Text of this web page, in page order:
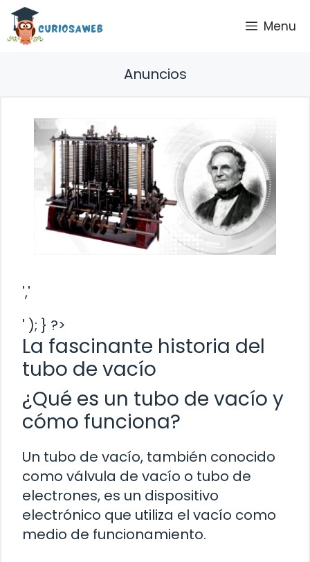
Saltar
contenido
Menu
Anuncios
','
' ); } ?>
La fascinante historia del
tubo de vacío
¿Qué es un tubo de vacío y
cómo funciona?
Un tubo de vacío, también conocido
como válvula de vacío o tubo de
electrones, es un dispositivo
electrónico que utiliza el vacío como
medio de funcionamiento.